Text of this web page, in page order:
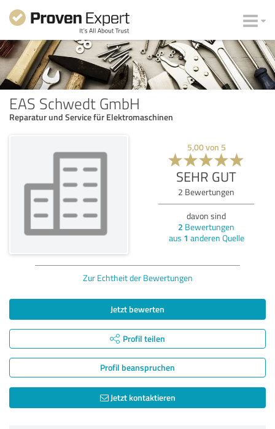
EAS Schwedt GmbH
Reparatur und Service für Elektromaschinen
5,00von 5
SEHR GUT
2 Bewertungen
davon sind
2 Bewertungen
aus 1 anderen Quelle
Zur Echtheit der Bewertungen
Jetzt bewerten
Profil teilen
Profil beanspruchen
Jetzt kontaktieren